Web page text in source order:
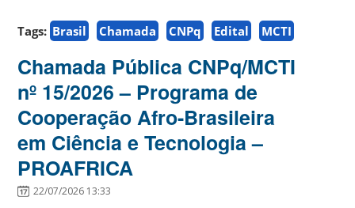
Tags: Brasil Chamada CNPq Edital MCTI
Chamada Pública CNPq/MCTI
nº 15/2026 – Programa de
Cooperação Afro-Brasileira
em Ciência e Tecnologia –
PROAFRICA
22/07/2026 13:33